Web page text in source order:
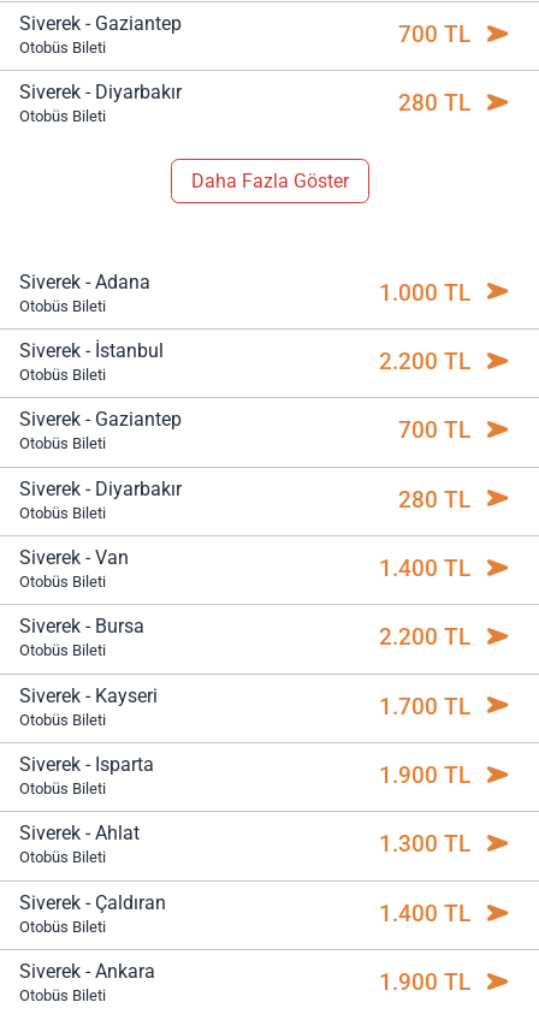
Siverek - Gaziantep
Otobüs Bileti 700 TL
Siverek - Diyarbakır
Otobüs Bileti 280 TL
Daha Fazla Göster
Siverek - Adana
Otobüs Bileti 1.000 TL
Siverek - İstanbul
Otobüs Bileti 2.200 TL
Siverek - Gaziantep
Otobüs Bileti 700 TL
Siverek - Diyarbakır
Otobüs Bileti 280 TL
Siverek - Van
Otobüs Bileti 1.400 TL
Siverek - Bursa
Otobüs Bileti 2.200 TL
Siverek - Kayseri
Otobüs Bileti 1.700 TL
Siverek - Isparta
Otobüs Bileti 1.900 TL
Siverek - Ahlat
Otobüs Bileti 1.300 TL
Siverek - Çaldıran
Otobüs Bileti 1.400 TL
Siverek - Ankara
Otobüs Bileti 1.900 TL